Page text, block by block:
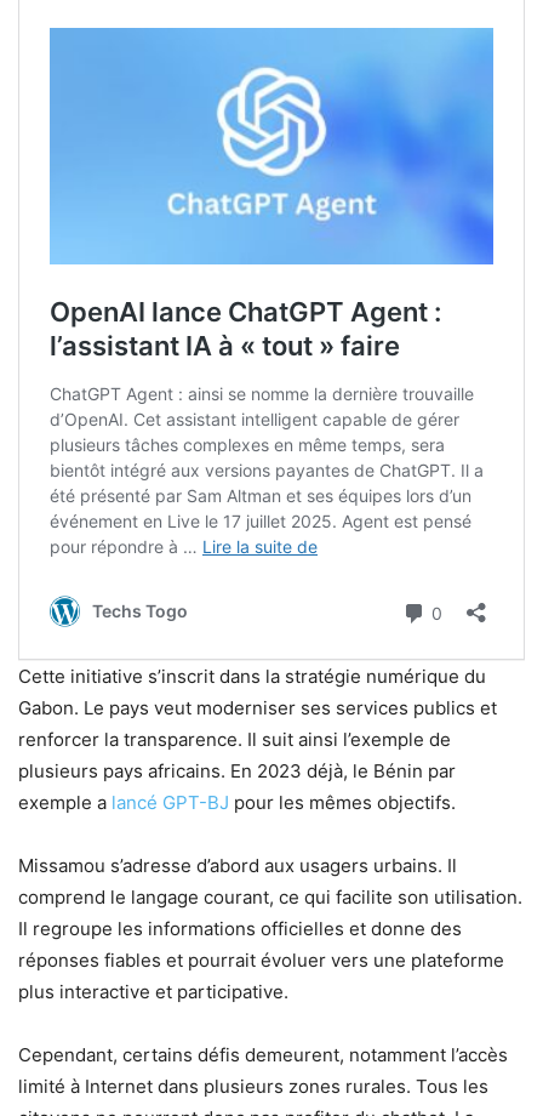
Cette initiative s’inscrit dans la stratégie numérique du
Gabon. Le pays veut moderniser ses services publics et
renforcer la transparence. Il suit ainsi l’exemple de
plusieurs pays africains. En 2023 déjà, le Bénin par
exemple a lancé GPT-BJ pour les mêmes objectifs.
Missamou s’adresse d’abord aux usagers urbains. Il
comprend le langage courant, ce qui facilite son utilisation.
Il regroupe les informations officielles et donne des
réponses fiables et pourrait évoluer vers une plateforme
plus interactive et participative.
Cependant, certains défis demeurent, notamment l’accès
limité à Internet dans plusieurs zones rurales. Tous les